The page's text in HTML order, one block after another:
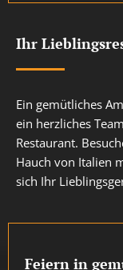
Ihr
Ein gemütliches
ein herzliches
Restaurant.
Hauch von Italien
sich Ihr
Feiern in